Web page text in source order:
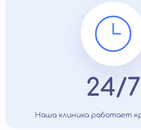
24/7
Наша клиника работает